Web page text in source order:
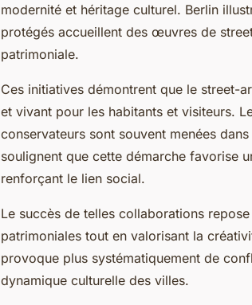
modernité et héritage culturel. Berlin
protégés accueillent des œuvres de
patrimoniale.
Ces initiatives démontrent que le street-
et vivant pour les habitants et visiteurs.
conservateurs sont souvent menées
soulignent que cette démarche favorise
renforçant le lien social.
Le succès de telles collaborations
patrimoniales tout en valorisant la
provoque plus systématiquement de
dynamique culturelle des villes.